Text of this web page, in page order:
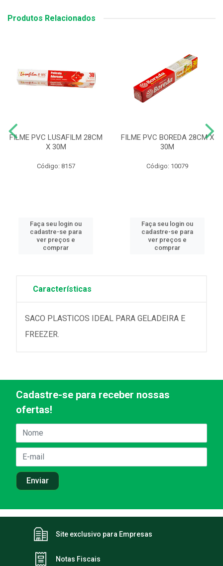
Produtos Relacionados
FILME PVC LUSAFILM 28CM
X 30M
Código: 8157
Faça seu login ou
cadastre-se para
ver preços e
comprar
FILME PVC BOREDA 28CM X
30M
Código: 10079
Faça seu login ou
cadastre-se para
ver preços e
comprar
Características
SACO PLASTICOS IDEAL PARA GELADEIRA E
FREEZER.
Cadastre-se para receber nossas
ofertas!
Site exclusivo para Empresas
Notas Fiscais